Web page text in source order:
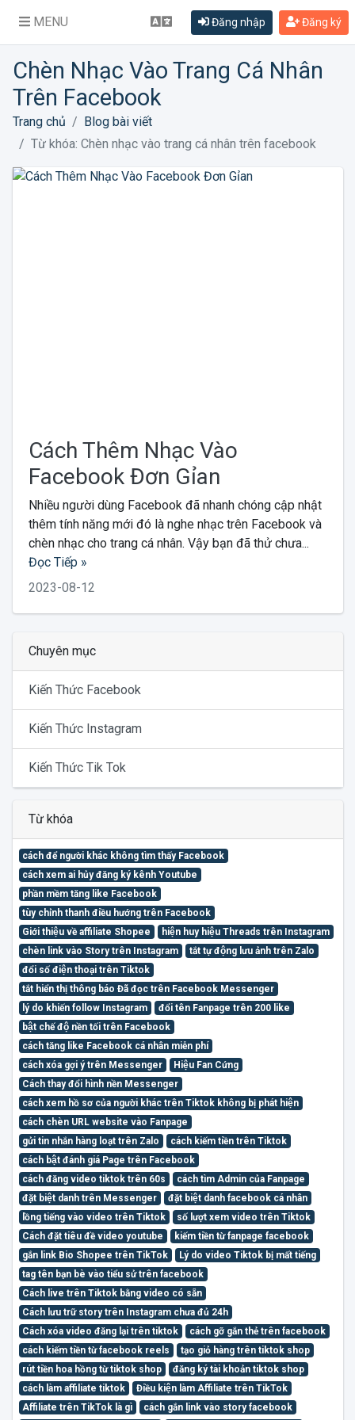
MENU Đăng nhập Đăng ký
Chèn Nhạc Vào Trang Cá Nhân
Trên Facebook
Trang chủ
Blog bài viết
Từ khóa: Chèn nhạc vào trang cá nhân trên facebook
Cách Thêm Nhạc Vào
Facebook Đơn Gỉan
Nhiều người dùng Facebook đã nhanh chóng cập nhật
thêm tính năng mới đó là nghe nhạc trên Facebook và
chèn nhạc cho trang cá nhân. Vậy bạn đã thử chưa...
Đọc Tiếp »
2023-08-12
Chuyên mục
Kiến Thức Facebook
Kiến Thức Instagram
Kiến Thức Tik Tok
Từ khóa
cách để người khác không tìm thấy Facebook
cách xem ai hủy đăng ký kênh Youtube
phần mềm tăng like Facebook
tùy chỉnh thanh điều hướng trên Facebook
Giới thiệu về affiliate Shopee
hiện huy hiệu Threads trên Instagram
chèn link vào Story trên Instagram
tắt tự động lưu ảnh trên Zalo
đổi số điện thoại trên Tiktok
tắt hiển thị thông báo Đã đọc trên Facebook Messenger
lý do khiến follow Instagram
đổi tên Fanpage trên 200 like
bật chế độ nền tối trên Facebook
cách tăng like Facebook cá nhân miễn phí
cách xóa gợi ý trên Messenger
Hiệu Fan Cứng
Cách thay đổi hình nền Messenger
cách xem hồ sơ của người khác trên Tiktok không bị phát hiện
cách chèn URL website vào Fanpage
gửi tin nhắn hàng loạt trên Zalo
cách kiếm tiền trên Tiktok
cách bật đánh giá Page trên Facebook
cách đăng video tiktok trên 60s
cách tìm Admin của Fanpage
đặt biệt danh trên Messenger
đặt biệt danh facebook cá nhân
lồng tiếng vào video trên Tiktok
số lượt xem video trên Tiktok
Cách đặt tiêu đề video youtube
kiếm tiền từ fanpage facebook
gắn link Bio Shopee trên TikTok
Lý do video Tiktok bị mất tiếng
tag tên bạn bè vào tiểu sử trên facebook
Cách live trên Tiktok bằng video có sẵn
Cách lưu trữ story trên Instagram chưa đủ 24h
Cách xóa video đăng lại trên tiktok
cách gỡ gắn thẻ trên facebook
cách kiếm tiền từ facebook reels
tạo giỏ hàng trên tiktok shop
rút tiền hoa hồng từ tiktok shop
đăng ký tài khoản tiktok shop
cách làm affiliate tiktok
Điều kiện làm Affiliate trên TikTok
Affiliate trên TikTok là gì
cách gắn link vào story facebook